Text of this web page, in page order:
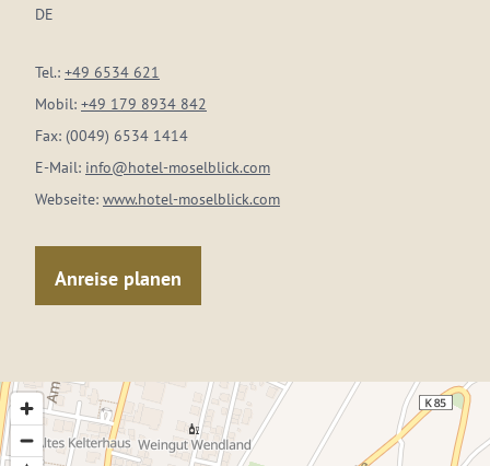
DE
Tel.: +49 6534 621
Mobil: +49 179 8934 842
Fax: (0049) 6534 1414
E-Mail: info@hotel-moselblick.com
Webseite: www.hotel-moselblick.com
Anreise planen